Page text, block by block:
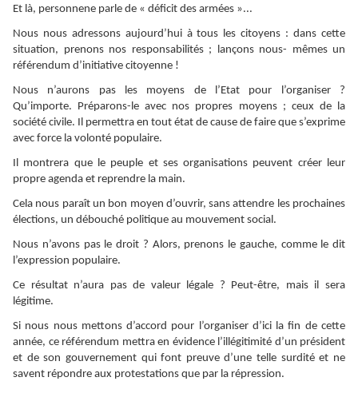
Et là, personnene parle de « déficit des armées »...
Nous nous adressons aujourd’hui à tous les citoyens : dans cette
situation, prenons nos responsabilités ; lançons nous- mêmes un
référendum d’initiative citoyenne !
Nous n’aurons pas les moyens de l’Etat pour l’organiser ?
Qu’importe. Préparons-le avec nos propres moyens ; ceux de la
société civile. Il permettra en tout état de cause de faire que s’exprime
avec force la volonté populaire.
Il montrera que le peuple et ses organisations peuvent créer leur
propre agenda et reprendre la main.
Cela nous paraît un bon moyen d’ouvrir, sans attendre les prochaines
élections, un débouché politique au mouvement social.
Nous n’avons pas le droit ? Alors, prenons le gauche, comme le dit
l’expression populaire.
Ce résultat n’aura pas de valeur légale ? Peut-être, mais il sera
légitime.
Si nous nous mettons d’accord pour l’organiser d’ici la fin de cette
année, ce référendum mettra en évidence l’illégitimité d’un président
et de son gouvernement qui font preuve d’une telle surdité et ne
savent répondre aux protestations que par la répression.